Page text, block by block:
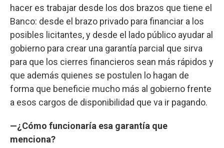
hacer es trabajar desde los dos brazos que tiene el
Banco: desde el brazo privado para financiar a los
posibles licitantes, y desde el lado público ayudar al
gobierno para crear una garantía parcial que sirva
para que los cierres financieros sean más rápidos y
que además quienes se postulen lo hagan de
forma que beneficie mucho más al gobierno frente
a esos cargos de disponibilidad que va ir pagando.
—¿Cómo funcionaría esa garantía que
menciona?